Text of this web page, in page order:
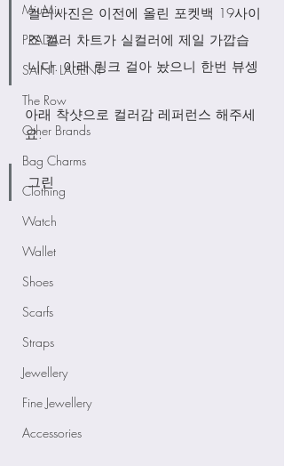
MiuMiu
PRADA
SAINT LAUENT
The Row
Other Brands
Bag Charms
Clothing
Watch
Wallet
Shoes
Scarfs
Straps
Jewellery
Fine Jewellery
Accessories
컬러사진은 이전에 올린 포켓백 19사이
즈 컬러 차트가 실컬러에 제일 가깝습
니다. 아래 링크 걸아 놨으니 한번 뷰셍
아래 착샷으로 컬러감 레퍼런스 해주세
요.
그린